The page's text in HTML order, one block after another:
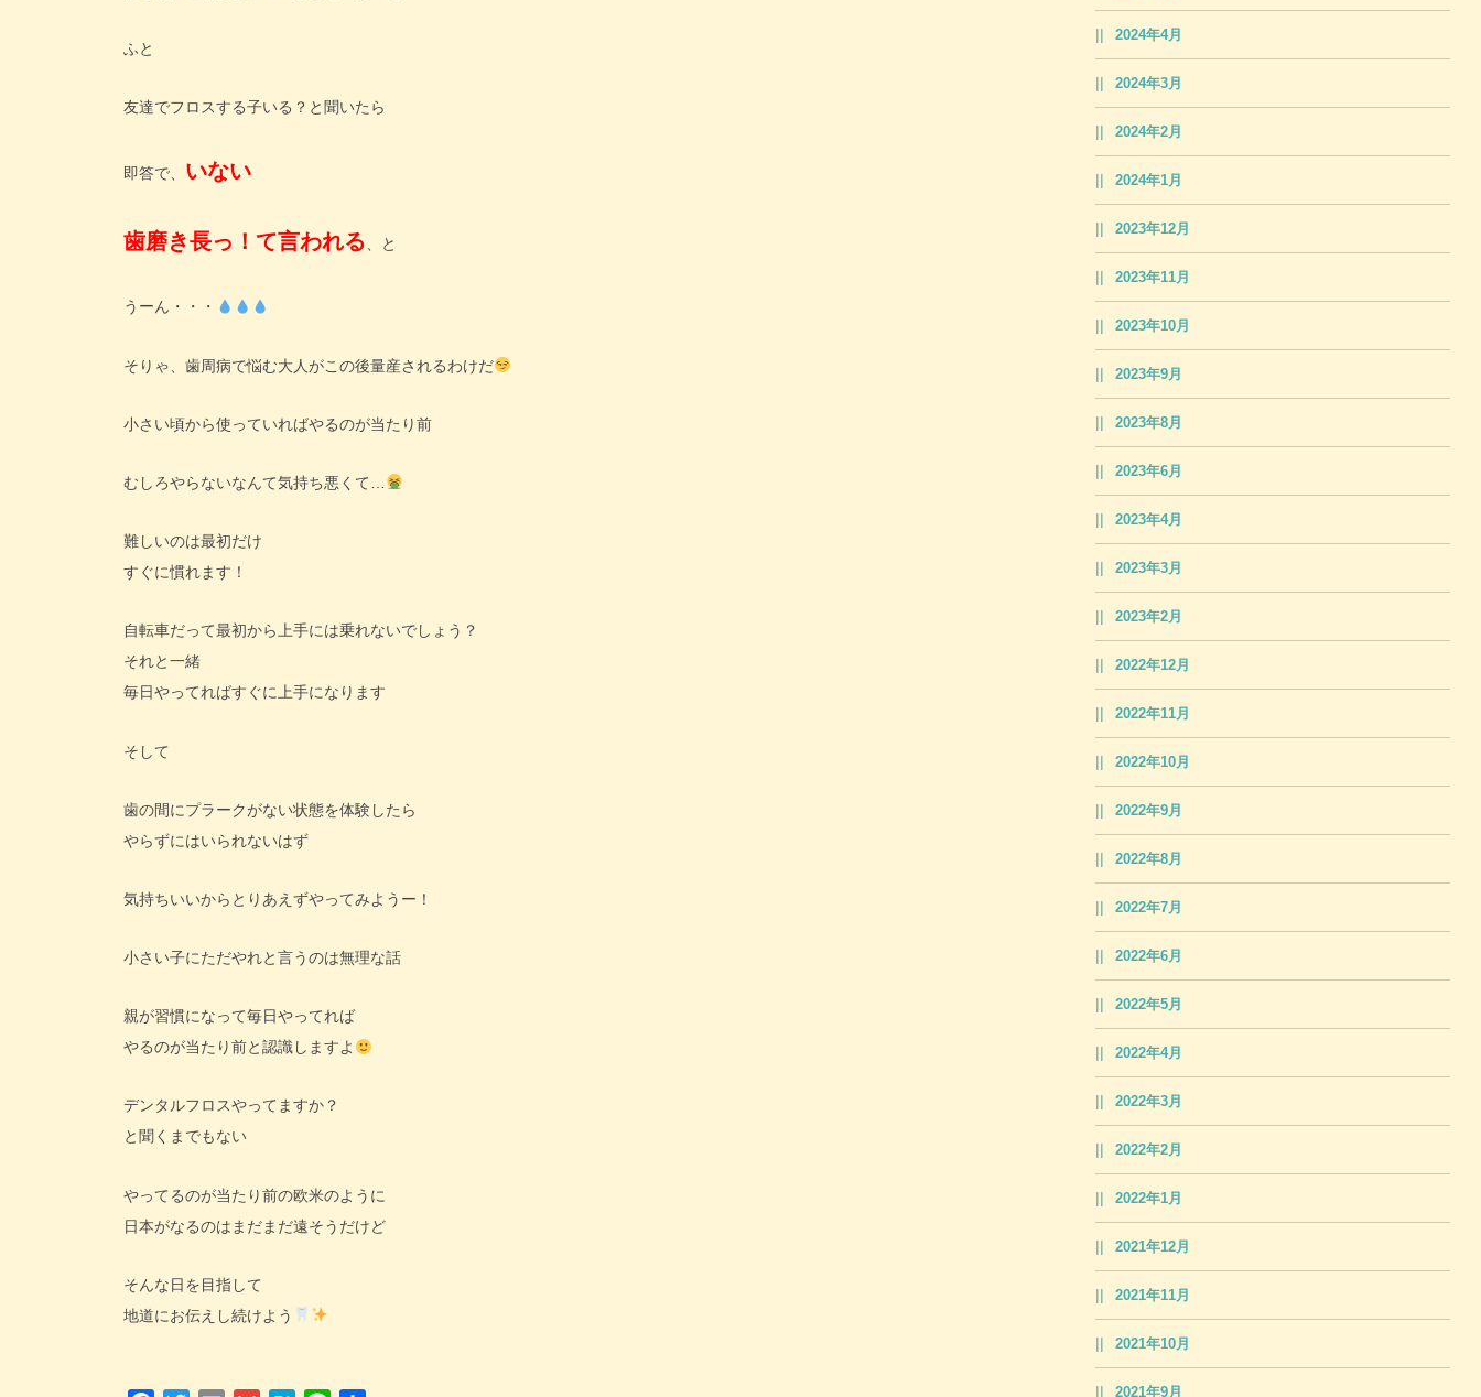
ふと
友達でフロスする子いる？と聞いたら
即答で、 いない
歯磨き長っ！て言われる、と
うーん・・・
そりゃ、歯周病で悩む大人がこの後量産されるわけだ
小さい頃から使っていればやるのが当たり前
むしろやらないなんて気持ち悪くて…
難しいのは最初だけ
すぐに慣れます！
自転車だって最初から上手には乗れないでしょう？
それと一緒
毎日やってればすぐに上手になります
そして
歯の間にプラークがない状態を体験したら
やらずにはいられないはず
気持ちいいからとりあえずやってみようー！
小さい子にただやれと言うのは無理な話
親が習慣になって毎日やってれば
やるのが当たり前と認識しますよ
デンタルフロスやってますか？
と聞くまでもない
やってるのが当たり前の欧米のように
日本がなるのはまだまだ遠そうだけど
そんな日を目指して
地道にお伝えし続けよう
2024年4月
2024年3月
2024年2月
2024年1月
2023年12月
2023年11月
2023年10月
2023年9月
2023年8月
2023年6月
2023年4月
2023年3月
2023年2月
2022年12月
2022年11月
2022年10月
2022年9月
2022年8月
2022年7月
2022年6月
2022年5月
2022年4月
2022年3月
2022年2月
2022年1月
2021年12月
2021年11月
2021年10月
2021年9月